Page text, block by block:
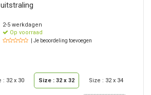
2-5 werkdagen
Op voorraad
| Je beoordeling toevoegen
: 32 x 30 Size : 32 x 32 Size : 32 x 34